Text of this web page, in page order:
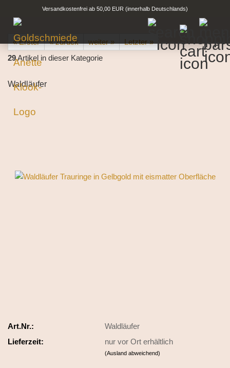
Versandkostenfrei ab 50,00 EUR (innerhalb Deutschlands)
« Erster « zurück weiter »
Letzter »
29Artikel in dieser Kategorie
Waldläufer
Art.Nr.:
Waldläufer
Lieferzeit:
nur vor Ort erhältlich
(Ausland abweichend)